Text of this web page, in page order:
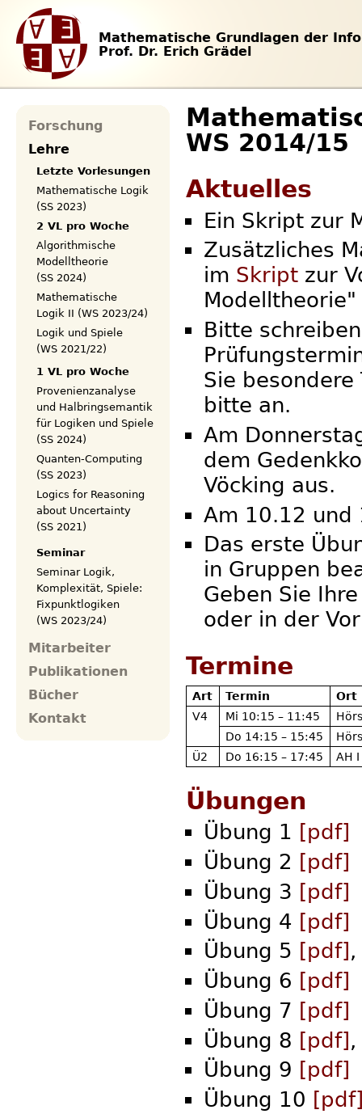
Mathematische Grundlagen der
Prof. Dr. Erich Grädel
WS 2014/15
Aktuelles
Ein Skript zur
Zusätzliches
im Skriptzur
Bitte
Sie besondere
bitte an.
Am
dem
Vöcking aus.
Am 10.12 und
Das erste
in Gruppen
Geben Sie
oder in der
Termine
Art Termin
Ort
V4
Mi 10:15 – 11:45
Do 14:15 – 15:45
Ü2
Do 16:15 – 17:45 AH I
Übungen
Übung 1 [pdf]
Übung 2 [pdf]
Übung 3 [pdf]
Übung 4 [pdf]
Übung 5 [pdf]
Übung 6 [pdf]
Übung 7 [pdf]
Übung 8 [pdf]
Übung 9 [pdf]
Übung 10
Forschung
Lehre
Letzte Vorlesungen
Mathematische Logik
(SS 2023)
2 VL pro Woche
Algorithmische
Modelltheorie
(SS 2024)
Mathematische
Logik II (WS 2023/24)
Logik und Spiele
(WS 2021/22)
1 VL pro Woche
Provenienzanalyse
und Halbringsemantik
für Logiken und Spiele
(SS 2024)
Quanten-Computing
(SS 2023)
Logics for Reasoning
about Uncertainty
(SS 2021)
Seminar
Seminar Logik,
Komplexität, Spiele:
Fixpunktlogiken
(WS 2023/24)
Mitarbeiter
Publikationen
Bücher
Kontakt